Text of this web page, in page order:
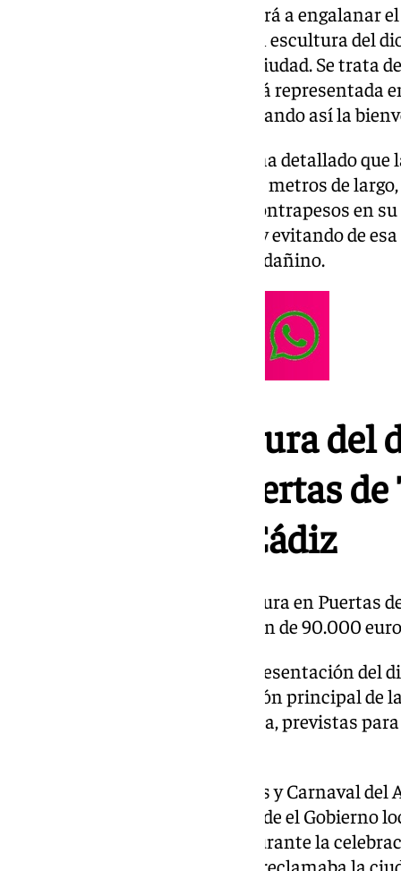
volverá a engalanar
Tierra de la ciudad con una gran escultura del
celebración del Carnaval en la ciudad. Se trata
de altura y nueve de largo que irá
representando una carcajada, dando así la
En una nota, el Ayuntamiento ha detallado
una estructura metálica de diez metros de
altura, que se fijará mediante contrapesos en
ninguna forma el monumento y evitando de
cualquier tipo de agarre físico y dañino.
Una gran escultura del
presidirá las Puertas
el Carnaval de Cádiz
La contratación de esta estructura en Puertas
un importe máximo de licitación de 90.000
Este exorno se sumará a la representación del
también se exhibirán en el balcón principal de
la fiesta hasta el día de su quema, previstas
La teniente de alcalde de Fiestas y Carnaval
Gandullo, ha asegurado que desde el Gobierno
engalanamiento de la ciudad durante la